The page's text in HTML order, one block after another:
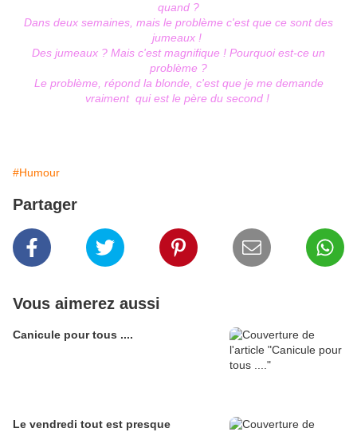
quand ?
Dans deux semaines, mais le problème c'est que ce sont des
jumeaux !
Des jumeaux ? Mais c'est magnifique ! Pourquoi est-ce un
problème ?
Le problème, répond la blonde, c'est que je me demande
vraiment qui est le père du second !
#Humour
Partager
Vous aimerez aussi
Canicule pour tous ....
Le vendredi tout est presque